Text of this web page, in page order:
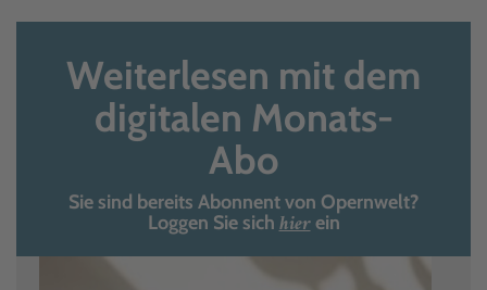
Weiterlesen mit dem
digitalen Monats-
Abo
Sie sind bereits Abonnent von Opernwelt?
Loggen Sie sich hierein